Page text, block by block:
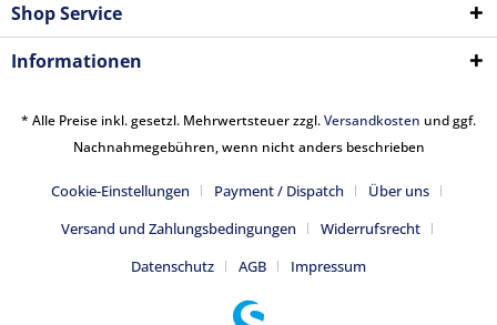
Shop Service
Informationen
* Alle Preise inkl. gesetzl. Mehrwertsteuer zzgl.Versandkosten und ggf.
Nachnahmegebühren, wenn nicht anders beschrieben
Cookie-Einstellungen Payment / Dispatch
Über uns
Versand und Zahlungsbedingungen
Widerrufsrecht
Datenschutz
AGB Impressum